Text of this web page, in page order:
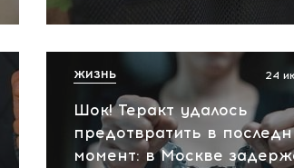
Шок! Теракт удалось
предотвратить в
момент: в Москве
24
ЖИЗНЬ